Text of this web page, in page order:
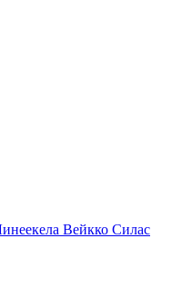
Вейкко Силас